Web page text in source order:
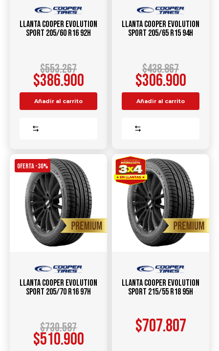
Llanta COOPER Evolution
Sport 205/60 R16 92H
$553.267
$386.900
Añadir al carrito
Llanta COOPER Evolution
Sport 205/65 R15 94H
$438.867
$306.900
Añadir al carrito
OFERTA -30%
Llanta COOPER Evolution
Sport 205/70 R16 97H
$730.587
$510.900
Llanta COOPER Evolution
Sport 215/55 R18 95H
$707.807